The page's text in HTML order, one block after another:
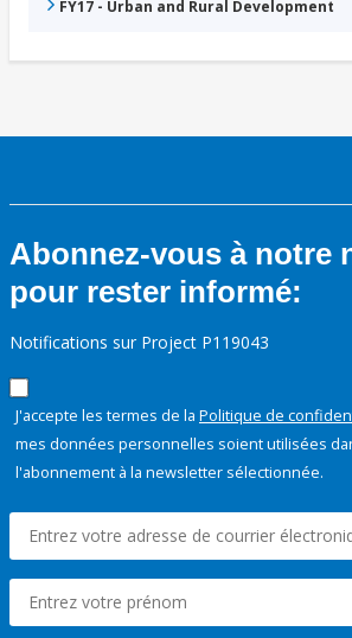
FY17 - Urban and Rural Development
Abonnez-vous à notre
pour rester informé:
Notifications sur Project P119043
J'accepte les termes de la Politique de
mes données personnelles soient utilisées
l'abonnement à la newsletter sélectionnée.